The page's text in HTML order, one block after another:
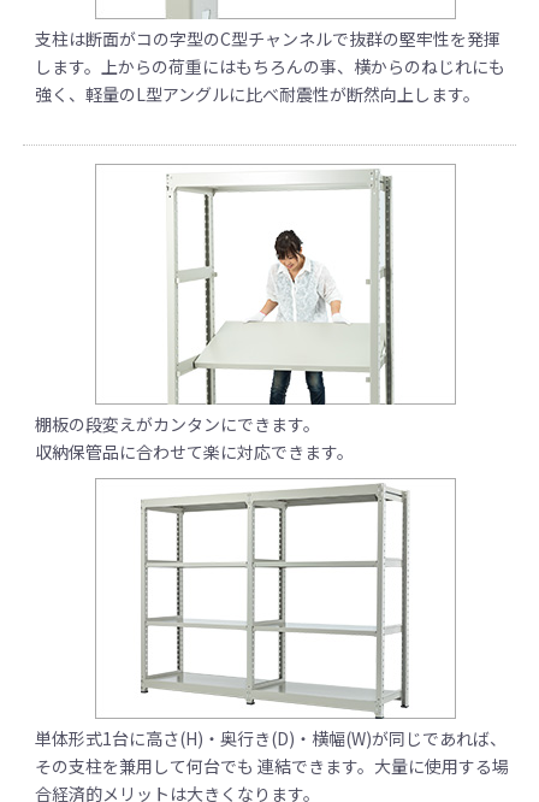
支柱は断面がコの字型のC型チャンネルで抜群の堅牢性を発揮
します。上からの荷重にはもちろんの事、横からのねじれにも
強く、軽量のL型アングルに比べ耐震性が断然向上します。
棚板の段変えがカンタンにできます。
収納保管品に合わせて楽に対応できます。
単体形式1台に高さ(H)・奥行き(D)・横幅(W)が同じであれば、
その支柱を兼用して何台でも 連結できます。大量に使用する場
合経済的メリットは大きくなります。